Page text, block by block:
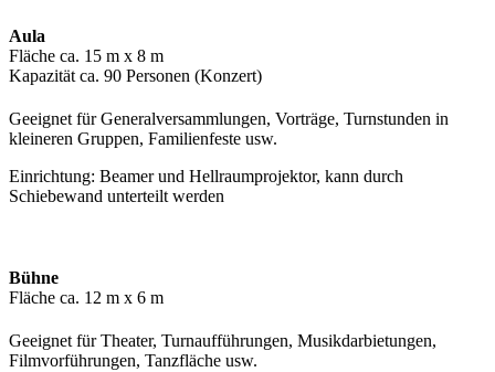
Aula
Fläche ca. 15 m x 8 m
Kapazität ca. 90 Personen (Konzert)
Geeignet für Generalversammlungen, Vorträge, Turnstunden in
kleineren Gruppen, Familienfeste usw.
Einrichtung: Beamer und Hellraumprojektor, kann durch
Schiebewand unterteilt werden
Bühne
Fläche ca. 12 m x 6 m
Geeignet für Theater, Turnaufführungen, Musikdarbietungen,
Filmvorführungen, Tanzfläche usw.